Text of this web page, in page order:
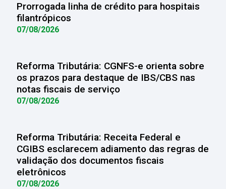
Prorrogada linha de crédito para hospitais
filantrópicos
07/08/2026
Reforma Tributária: CGNFS-e orienta sobre
os prazos para destaque de IBS/CBS nas
notas fiscais de serviço
07/08/2026
Reforma Tributária: Receita Federal e
CGIBS esclarecem adiamento das regras de
validação dos documentos fiscais
eletrônicos
07/08/2026